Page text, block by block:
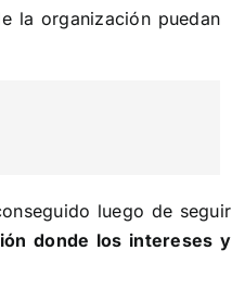
la organización puedan
luego de seguir
donde los intereses y